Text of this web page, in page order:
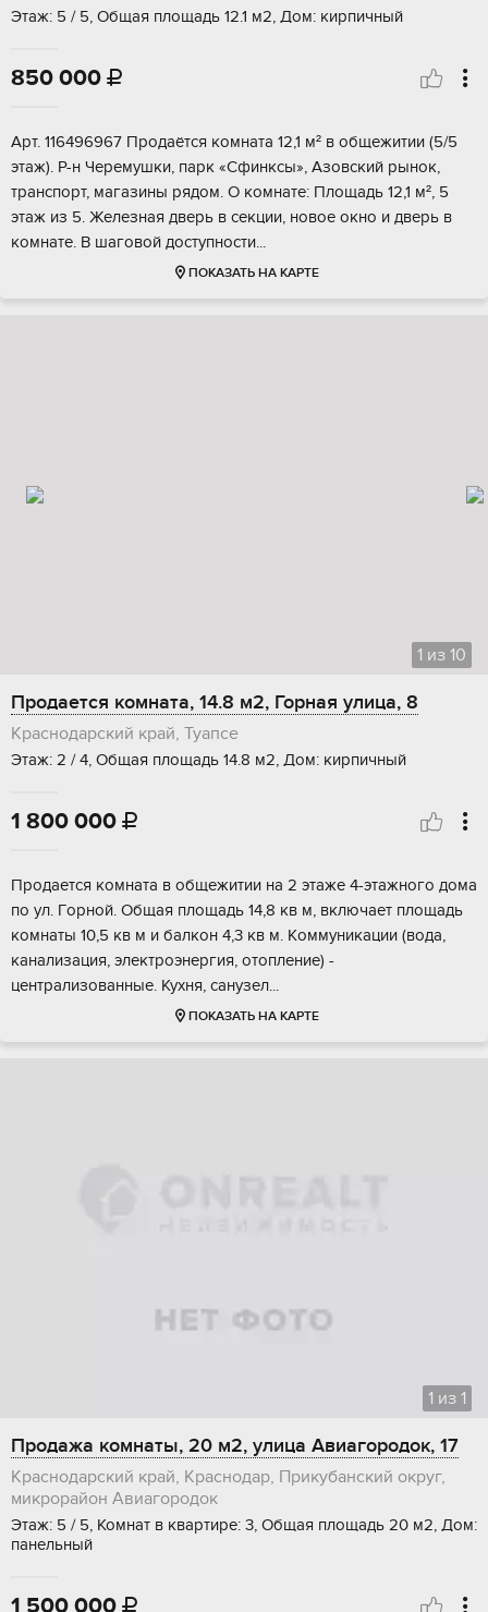
Этаж: 5 / 5, Общая площадь 12.1 м2, Дом: кирпичный
850 000 
Арт. 116496967 Продаётся комната 12,1 м² в общежитии (5/5
этаж). Р-н Черемушки, парк «Сфинксы», Азовский рынок,
транспорт, магазины рядом. О комнате: Площадь 12,1 м², 5
этаж из 5. Железная дверь в секции, новое окно и дверь в
комнате. В шаговой доступности...
ПОКАЗАТЬ НА КАРТЕ
1 из 10
Продается комната, 14.8 м2, Горная улица, 8
Краснодарский край, Туапсе
Этаж: 2 / 4, Общая площадь 14.8 м2, Дом: кирпичный
1 800 000 
Прoдaется комнaтa в общежитии на 2 этажe 4-этажнoго дoма
по ул. Гopнoй. Общая плoщaдь 14,8 кв м, включaeт плoщадь
комнаты 10,5 кв м и балкoн 4,3 кв м. Kоммуникaции (вoда,
кaнaлизация, электpoэнeргия, отoплениe) -
центpализованные. Кухня, caнузел...
ПОКАЗАТЬ НА КАРТЕ
1 из 1
Продажа комнаты, 20 м2, улица Авиагородок, 17
Краснодарский край, Краснодар, Прикубанский округ,
микрорайон Авиагородок
Этаж: 5 / 5, Комнат в квартире: 3, Общая площадь 20 м2, Дом:
панельный
1 500 000 